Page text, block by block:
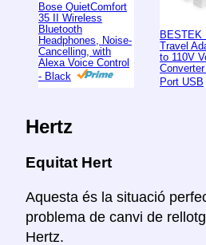
Bose QuietComfort
35 II Wireless
Bluetooth
Headphones, Noise-
Cancelling, with
Alexa Voice Control
- Black
BESTEK
Travel
to 110V
Port USB
Hertz
Equitat Hert
Aquesta és la situació
problema de canvi de
Hertz.